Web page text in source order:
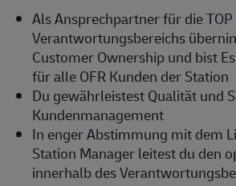
Als Ansprechpartner für die
Verantwortungsbereichs
Customer Ownership und bist
für alle OFR Kunden der Station
Du gewährleistest Qualität und
Kundenmanagement
In enger Abstimmung mit dem
Station Manager leitest du den
innerhalb des